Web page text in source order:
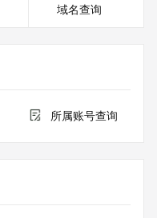
域名查询
所属账号查询